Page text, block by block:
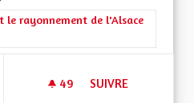
: La Culture, l'Education et
le rayonnement de l'Alsace
49 49 ABONNÉS
SUIVRE